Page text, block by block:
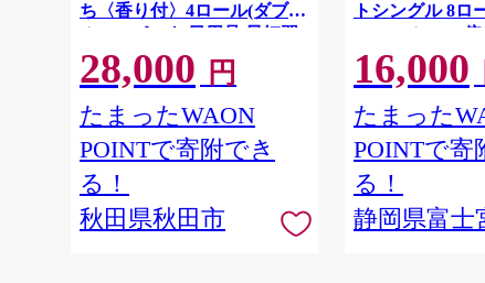
ち〈香り付〉4ロール(ダブ
ル)×12パック 日用品 最短翌
日発送 [スコッティ フラワー
パック トイレットペーパー
日本製紙クレシア] 秋田県秋
田市
28,000 円
たまったWAON
POINTで寄附でき
る！
秋田県秋田市
トシングル 8ロ
64ロール 1.5倍
イレットペーパ
パルプ100％ 香
消耗品 備蓄
16,000
たまった
POINTで寄
る！
静岡県富士